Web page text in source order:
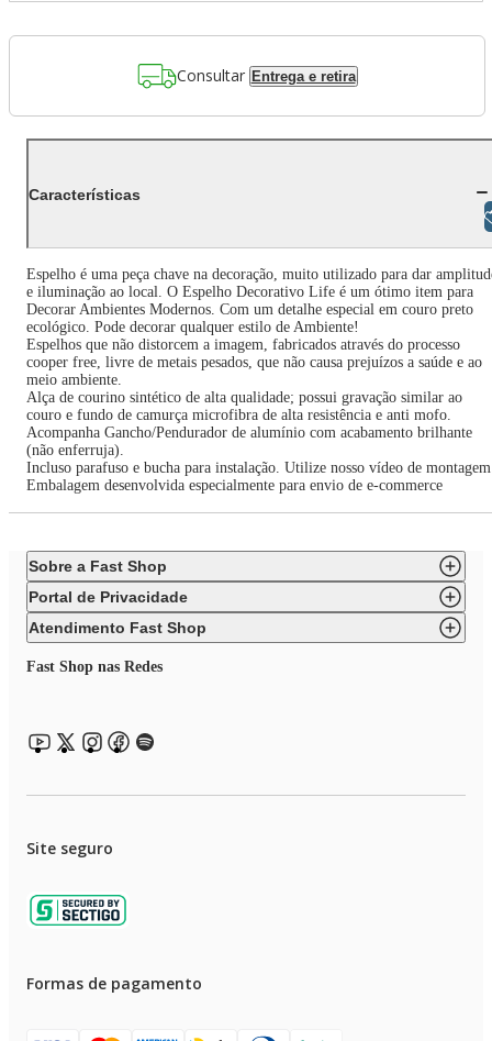
Consultar Entrega e retira
Características
Espelho é uma peça chave na decoração, muito utilizado para dar
e iluminação ao local. O Espelho Decorativo Life é um ótimo item para
Decorar Ambientes Modernos. Com um detalhe especial em couro preto
ecológico. Pode decorar qualquer estilo de Ambiente!
Espelhos que não distorcem a imagem, fabricados através do processo
cooper free, livre de metais pesados, que não causa prejuízos a saúde e ao
meio ambiente.
Alça de courino sintético de alta qualidade; possui gravação similar ao
couro e fundo de camurça microfibra de alta resistência e anti mofo.
Acompanha Gancho/Pendurador de alumínio com acabamento brilhante
(não enferruja).
Incluso parafuso e bucha para instalação. Utilize nosso vídeo de
Embalagem desenvolvida especialmente para envio de e-commerce
Sobre a Fast Shop
Portal de Privacidade
Atendimento Fast Shop
Fast Shop nas Redes
Site seguro
Formas de pagamento